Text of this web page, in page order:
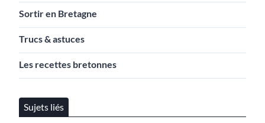
Sortir en Bretagne
Trucs & astuces
Les recettes bretonnes
Sujets liés